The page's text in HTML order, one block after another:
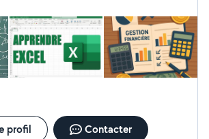
l'anglais et l'espagnol. Je m'adapte à
le temps d'expliquer de
pour rendre les cours sympathiques
profil Contacter